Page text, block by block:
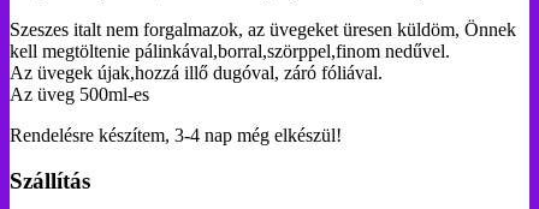
Szeszes italt nem forgalmazok, az üvegeket üresen küldöm, Önnek
kell megtöltenie pálinkával,borral,szörppel,finom nedűvel.
Az üvegek újak,hozzá illő dugóval, záró fóliával.
Az üveg 500ml-es
Rendelésre készítem, 3-4 nap még elkészül!
Szállítás